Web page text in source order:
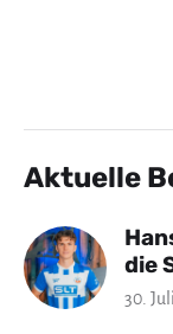
Aktuelle
die
30.